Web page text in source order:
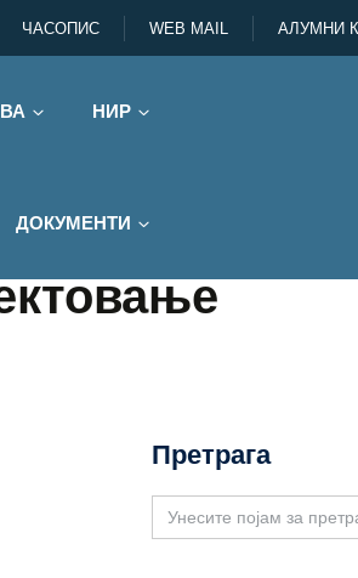
ЧАСОПИС WEB MAIL АЛУМНИ
НИР
ДОКУМЕНТИ
Претрага
Search
for: